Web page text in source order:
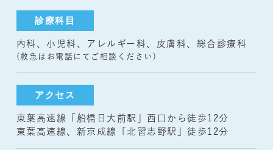
診療科目
内科、小児科、アレルギー科、皮膚科、総合診療科
(救急はお電話にてご相談ください)
アクセス
東葉高速線「船橋日大前駅」西口から徒歩12分
東葉高速線、新京成線「北習志野駅」徒歩12分